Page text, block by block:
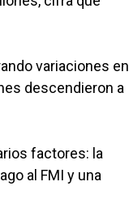
variaciones en
descendieron a
factores: la
al FMI y una